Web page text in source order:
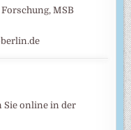
MSB
Sie online in der